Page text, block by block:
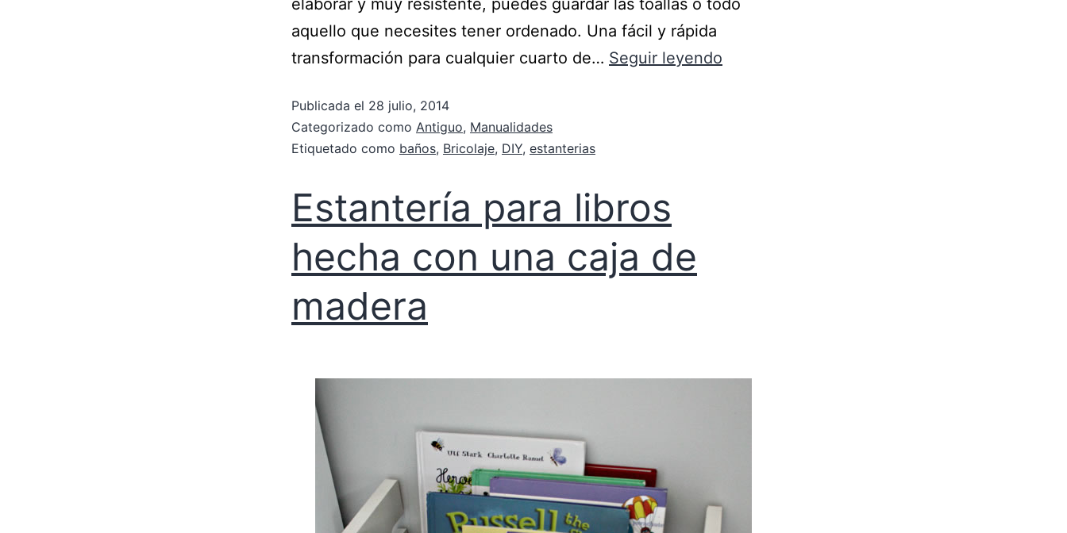
elaborar y muy resistente, puedes guardar las toallas o todo
aquello que necesites tener ordenado. Una fácil y rápida
transformación para cualquier cuarto de… Seguir leyendo
Publicada el 28 julio, 2014
Categorizado como Antiguo, Manualidades
Etiquetado como baños, Bricolaje, DIY, estanterias
Estantería para libros
hecha con una caja de
madera